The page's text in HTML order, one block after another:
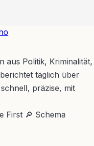
aus Politik, Kriminalität,
täglich über
präzise, mit
First 🔎 Schema